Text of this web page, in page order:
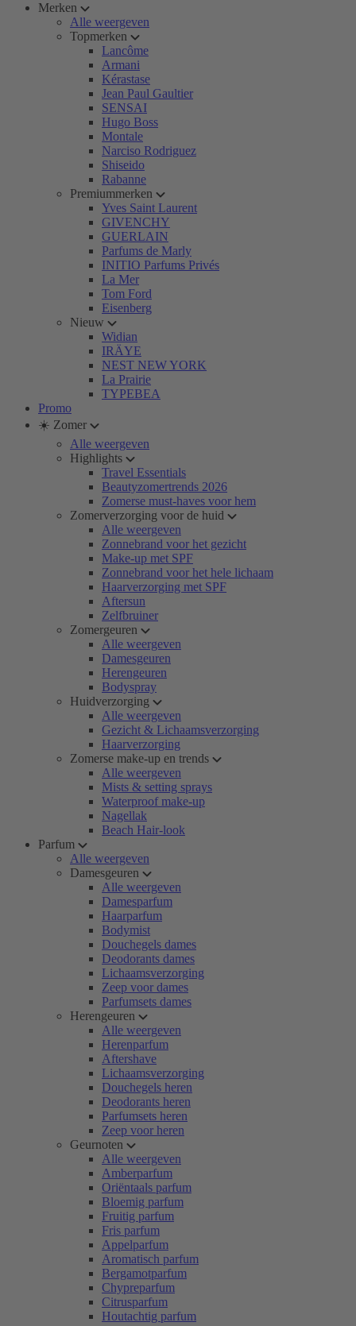
Merken
Alle weergeven
Topmerken
Lancôme
Armani
Kérastase
Jean Paul Gaultier
SENSAI
Hugo Boss
Montale
Narciso Rodriguez
Shiseido
Rabanne
Premiummerken
Yves Saint Laurent
GIVENCHY
GUERLAIN
Parfums de Marly
INITIO Parfums Privés
La Mer
Tom Ford
Eisenberg
Nieuw
Widian
IRÄYE
NEST NEW YORK
La Prairie
TYPEBEA
Promo
☀️ Zomer
Alle weergeven
Highlights
Travel Essentials
Beautyzomertrends 2026
Zomerse must-haves voor hem
Zomerverzorging voor de huid
Alle weergeven
Zonnebrand voor het gezicht
Make-up met SPF
Zonnebrand voor het hele lichaam
Haarverzorging met SPF
Aftersun
Zelfbruiner
Zomergeuren
Alle weergeven
Damesgeuren
Herengeuren
Bodyspray
Huidverzorging
Alle weergeven
Gezicht & Lichaamsverzorging
Haarverzorging
Zomerse make-up en trends
Alle weergeven
Mists & setting sprays
Waterproof make-up
Nagellak
Beach Hair-look
Parfum
Alle weergeven
Damesgeuren
Alle weergeven
Damesparfum
Haarparfum
Bodymist
Douchegels dames
Deodorants dames
Lichaamsverzorging
Zeep voor dames
Parfumsets dames
Herengeuren
Alle weergeven
Herenparfum
Aftershave
Lichaamsverzorging
Douchegels heren
Deodorants heren
Parfumsets heren
Zeep voor heren
Geurnoten
Alle weergeven
Amberparfum
Oriëntaals parfum
Bloemig parfum
Fruitig parfum
Fris parfum
Appelparfum
Aromatisch parfum
Bergamotparfum
Chypreparfum
Citrusparfum
Houtachtig parfum